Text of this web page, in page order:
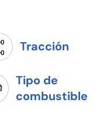
Tracción
Tipo de
combustible